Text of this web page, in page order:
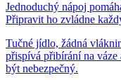
Jednoduchý nápoj
Připravit ho zvládne
Tučné jídlo, žádná
přispívá přibírání na
být nebezpečný.